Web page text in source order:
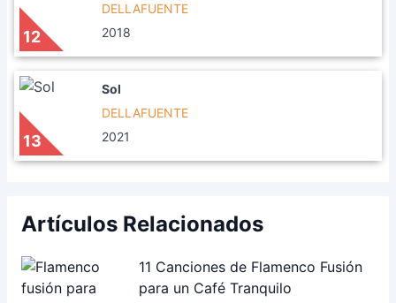
12
DELLAFUENTE
2018
13
Sol
DELLAFUENTE
2021
Artículos Relacionados
11 Canciones de Flamenco Fusión
para un Café Tranquilo